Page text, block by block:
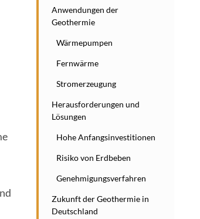
Anwendungen der
Geothermie
Wärmepumpen
Fernwärme
Stromerzeugung
Herausforderungen und
Lösungen
Hohe Anfangsinvestitionen
Risiko von Erdbeben
Genehmigungsverfahren
Zukunft der Geothermie in
Deutschland